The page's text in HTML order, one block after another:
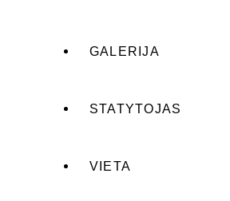
GALERIJA
STATYTOJAS
VIETA